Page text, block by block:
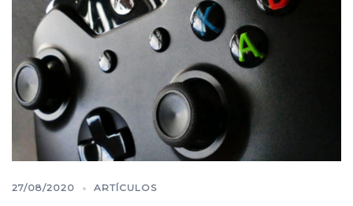
27/08/2020 ARTÍCULOS